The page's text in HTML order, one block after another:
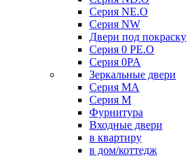
Серия NE.O
Серия NW
Двери под покраску
Серия 0 PE.O
Серия 0PA
Зеркальные двери
Серия MA
Серия M
Фурнитура
Входные двери
в квартиру
в дом/коттедж